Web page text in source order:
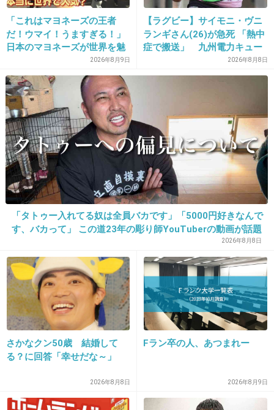
+5 -0
似てない
父はソース
僕は塩
+1 -7
19. 匿名2019/12/17(火) 10:43:38
旦那と父はあんまり似てないけど、両親同士がそっくり。
背格好も、性格も。
+2 -0
20. 匿名 2019/12/17(火) 10:43:57
父は仕事でも何でも頑張る人で優しくて
子供達にも沢山関わってくれた人
でも、父よりはちょっとアホで頼りないかもw
「これはマヨネーズの王者
だ！ウマイ！うますぎる！」
日本のマヨネーズが世界を魅
了 「ソース類」の輸出額が
過去最高を更新 人気の裏に
は卵黄のコク
2026年8月9日
【ラグビー】サイモニ・ヴニ
ランギさん(26)が急死 「熱中
症で搬送」 九州電力キュー
デンヴォルテクスで練習中
2026年8月8日
「タトゥー入れてる奴は全員バカです」「5000円好きなんで
す、バカって」 この道23年の彫り師YouTuberの動画が話題
2026年8月8日
さかなクン50歳 結婚して
る？に回答「幸せだな～」
2026年8月8日
Fラン卒の人、あつまれー
2026年8月9日